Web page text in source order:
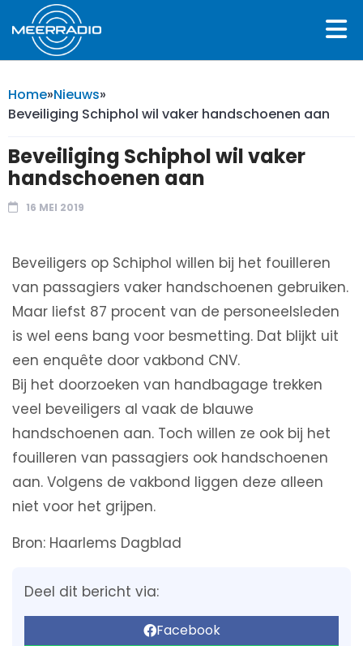
Home»Nieuws»
Beveiliging Schiphol wil vaker handschoenen aan
Beveiliging Schiphol wil vaker
handschoenen aan
16 MEI 2019
Beveiligers op Schiphol willen bij het fouilleren
van passagiers vaker handschoenen gebruiken.
Maar liefst 87 procent van de personeelsleden
is wel eens bang voor besmetting. Dat blijkt uit
een enquête door vakbond CNV.
Bij het doorzoeken van handbagage trekken
veel beveiligers al vaak de blauwe
handschoenen aan. Toch willen ze ook bij het
fouilleren van passagiers ook handschoenen
aan. Volgens de vakbond liggen deze alleen
niet voor het grijpen.
Bron: Haarlems Dagblad
Deel dit bericht via:
Facebook